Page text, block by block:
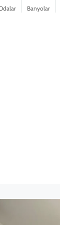
Banyolar